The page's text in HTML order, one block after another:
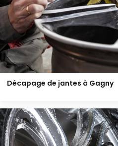
Décapage de jantes à Gagny